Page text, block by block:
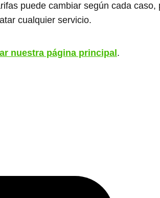
puede cambiar según cada caso,
cualquier servicio.
nuestra página principal .